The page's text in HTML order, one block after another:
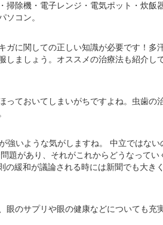
掃除機・電子レンジ・電気ポット・炊飯
ソコン。
ガに関しての正しい知識が必要です！多
しましょう。オススメの治療法も紹介し
ておいてしまいがちですよね。虫歯の治
強いような気がしますね。 中立ではない
題があり、それがこれからどうなってい
緩和が議論される時には新聞でも大き
眼のサプリや眼の健康などについても充